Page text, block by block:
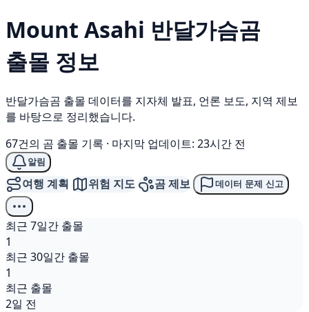
Mount Asahi 반달가슴곰
출몰 정보
반달가슴곰 출몰 데이터를 지자체 발표, 언론 보도, 지역 제보
를 바탕으로 정리했습니다.
67건의 곰 출몰 기록 · 마지막 업데이트: 23시간 전
알림
여행 계획 위험 지도 곰 제보 데이터 문제 신고
최근 7일간 출몰
1
최근 30일간 출몰
1
최근 출몰
2일 전